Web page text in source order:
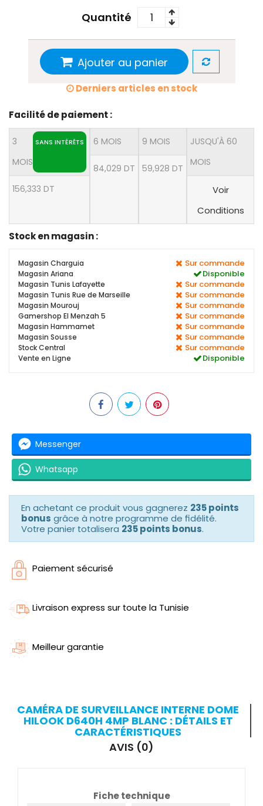
Quantité
Ajouter au panier
Derniers articles en stock
Facilité de paiement :
3
MOIS
SANS INTÉRÊTS
156,333 DT
6 MOIS
84,029 DT
9 MOIS
59,928 DT
JUSQU'À 60
MOIS
Voir
Conditions
Stock en magasin :
Magasin Charguia Sur commande
Magasin Ariana Disponible
Magasin Tunis Lafayette Sur commande
Magasin Tunis Rue de Marseille Sur commande
Magasin Mourouj Sur commande
Gamershop El Menzah 5 Sur commande
Magasin Hammamet Sur commande
Magasin Sousse Sur commande
Stock Central Sur commande
Vente en Ligne Disponible
Messenger
Whatsapp
En achetant ce produit vous gagnerez 235 points
bonus grâce à notre programme de fidélité.
Votre panier totalisera 235 points bonus.
Paiement sécurisé
Livraison express sur toute la Tunisie
Meilleur garantie
CAMÉRA DE SURVEILLANCE INTERNE DOME
HILOOK D640H 4MP BLANC : DÉTAILS ET
CARACTÉRISTIQUES
AVIS (0)
Fiche technique